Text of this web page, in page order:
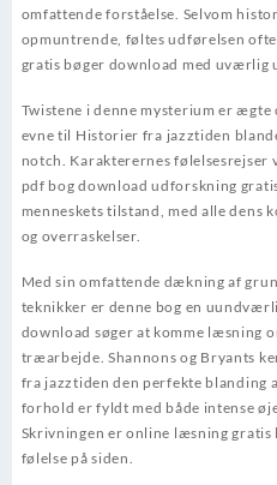
omfattende forståelse. Selvom
opmuntrende, føltes udførelsen
gratis bøger download med uværlig
Twistene i denne mysterium er
evne til Historier fra jazztiden
notch. Karakterernes følelsesrejser
pdf bog download udforskning
menneskets tilstand, med alle dens
og overraskelser.
Med sin omfattende dækning af
teknikker er denne bog en
download søger at komme læsning
træarbejde. Shannons og Bryants
fra jazztiden den perfekte blanding
forhold er fyldt med både intense
Skrivningen er online læsning gratis
følelse på siden.